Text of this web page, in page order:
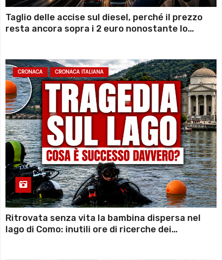
Taglio delle accise sul diesel, perché il prezzo
resta ancora sopra i 2 euro nonostante lo
CRONACA CRONACA ITALIANA
Ritrovata senza vita la bambina dispersa nel
lago di Como: inutili ore di ricerche dei